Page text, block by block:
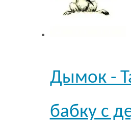
Дымок -
бабку с